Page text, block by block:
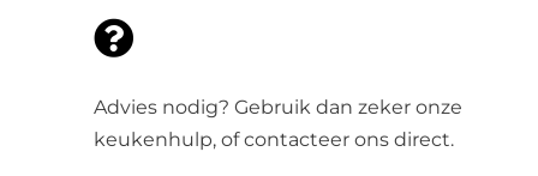
Advies nodig? Gebruik dan zeker onze
keukenhulp, of contacteer ons direct.